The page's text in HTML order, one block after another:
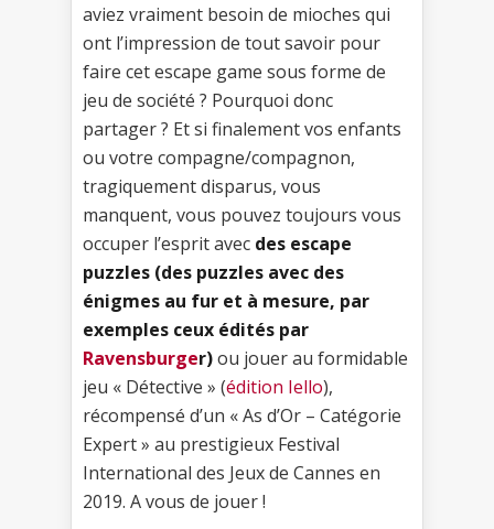
aviez vraiment besoin de mioches qui
ont l’impression de tout savoir pour
faire cet escape game sous forme de
jeu de société ? Pourquoi donc
partager ? Et si finalement vos enfants
ou votre compagne/compagnon,
tragiquement disparus, vous
manquent, vous pouvez toujours vous
occuper l’esprit avec des escape
puzzles (des puzzles avec des
énigmes au fur et à mesure, par
exemples ceux édités par
Ravensburger)ou jouer au formidable
jeu « Détective » (édition Iello),
récompensé d’un « As d’Or – Catégorie
Expert » au prestigieux Festival
International des Jeux de Cannes en
2019. A vous de jouer !